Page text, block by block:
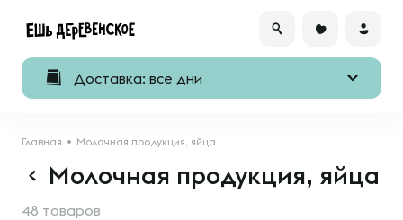
Доставка: все дни
Главная Молочная продукция, яйца
Молочная продукция, яйца
48 товаров